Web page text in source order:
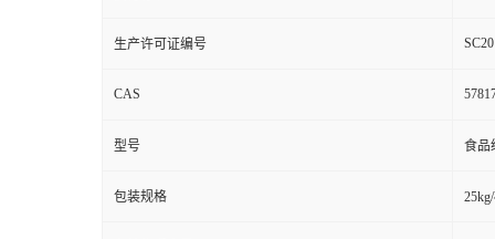
生产许可证编号
CAS
型号 食品
包装规格